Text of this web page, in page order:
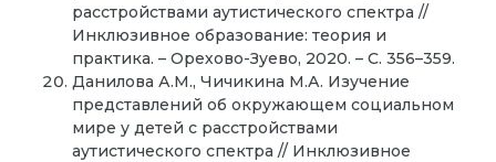
расстройствами аутистического спектра //
Инклюзивное образование: теория и
практика. – Орехово-Зуево, 2020. – С. 356–359.
Данилова А.М., Чичикина М.А. Изучение
представлений об окружающем социальном
мире у детей с расстройствами
аутистического спектра // Инклюзивное